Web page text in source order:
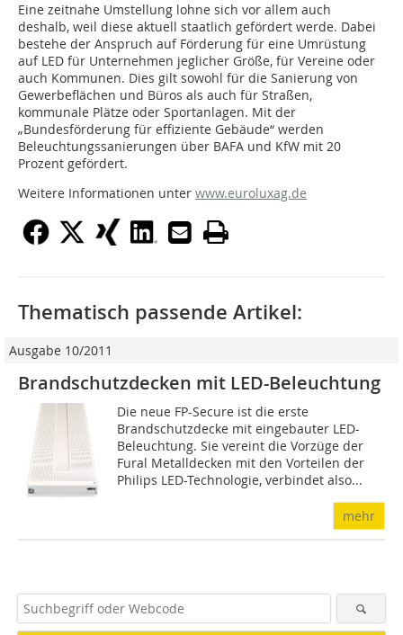
Eine zeitnahe Umstellung lohne sich vor allem auch
deshalb, weil diese aktuell staatlich gefördert werde. Dabei
bestehe der Anspruch auf Förderung für eine Umrüstung
auf LED für Unternehmen jeglicher Größe, für Vereine oder
auch Kommunen. Dies gilt sowohl für die Sanierung von
Gewerbeflächen und Büros als auch für Straßen,
kommunale Plätze oder Sportanlagen. Mit der
„Bundesförderung für effiziente Gebäude“ werden
Beleuchtungssanierungen über BAFA und KfW mit 20
Prozent gefördert.
Weitere Informationen unter www.euroluxag.de
Thematisch passende Artikel:
Ausgabe 10/2011
Brandschutzdecken mit LED-Beleuchtung
Die neue FP-Secure ist die erste
Brandschutzdecke mit eingebauter LED-
Beleuchtung. Sie vereint die Vorzüge der
Fural Metalldecken mit den Vorteilen der
Philips LED-Technologie, verbindet also...
mehr